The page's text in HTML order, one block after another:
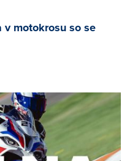
motokrosu so se